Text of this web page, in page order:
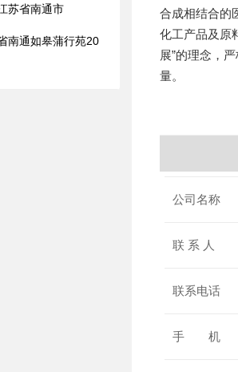
苏省南通市
南通如皋蒲行苑20
合成相结合的
化工产品及原
展”的理念，
量。
公司名称
联 系 人
联系电话
手 机